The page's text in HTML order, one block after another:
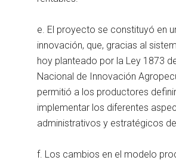
e. El proyecto se constituyó en
innovación, que, gracias al
hoy planteado por la Ley 1873
Nacional de Innovación
permitió a los productores
implementar los diferentes
administrativos y estratégicos
f. Los cambios en el modelo